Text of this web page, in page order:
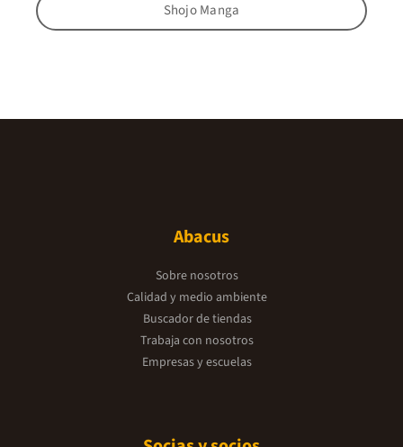
Shojo Manga
Abacus
Sobre nosotros
Calidad y medio ambiente
Buscador de tiendas
Trabaja con nosotros
Empresas y escuelas